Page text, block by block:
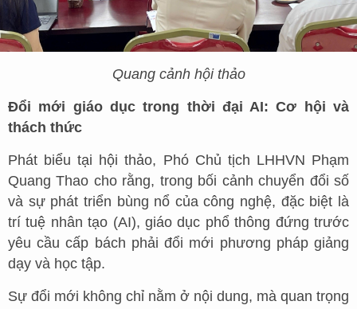
Quang cảnh hội thảo
Đổi mới giáo dục trong thời đại AI: Cơ hội và
thách thức
Phát biểu tại hội thảo, Phó Chủ tịch LHHVN Phạm
Quang Thao cho rằng, trong bối cảnh chuyển đổi số
và sự phát triển bùng nổ của công nghệ, đặc biệt là
trí tuệ nhân tạo (AI), giáo dục phổ thông đứng trước
yêu cầu cấp bách phải đổi mới phương pháp giảng
dạy và học tập.
Sự đổi mới không chỉ nằm ở nội dung, mà quan trọng